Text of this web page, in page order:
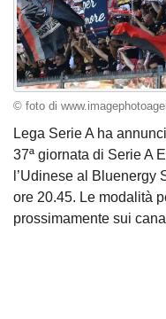
© foto di
Lega Serie A ha
37ª giornata di Serie A
l’Udinese al
ore 20.45. Le modalità
prossimamente sui